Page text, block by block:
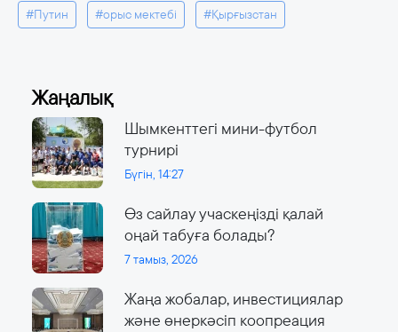
#Путин #орыс мектебі #Қырғызстан
Жаңалық
Шымкенттегі мини-футбол
турнирі
Бүгін, 14:27
Өз сайлау учаскеңізді қалай
оңай табуға болады?
7 тамыз, 2026
Жаңа жобалар, инвестициялар
және өнеркәсіп коопреация